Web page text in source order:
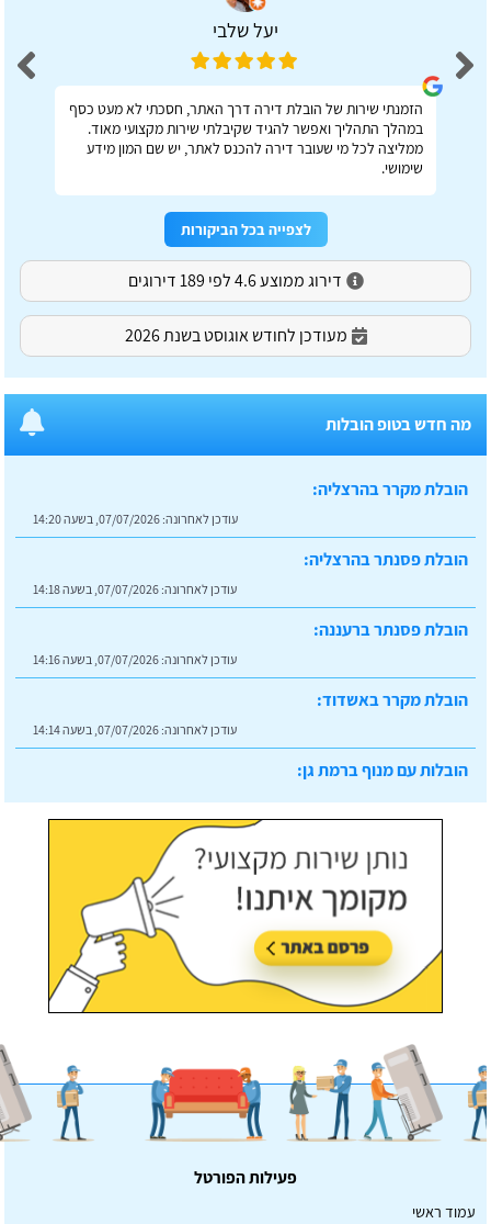
יעל שלבי
הזמנתי שירות של הובלת דירה דרך האתר, חסכתי לא מעט כסף
במהלך התהליך ואפשר להגיד שקיבלתי שירות מקצועי מאוד.
ממליצה לכל מי שעובר דירה להכנס לאתר, יש שם המון מידע
שימושי.
לצפייה בכל הביקורות
דירוג ממוצע 4.6 לפי 189 דירוגים
מעודכן לחודש אוגוסט בשנת 2026
מה חדש בטופ הובלות
הובלת מקרר בהרצליה:
עודכן לאחרונה: 07/07/2026, בשעה 14:20
הובלת פסנתר בהרצליה:
עודכן לאחרונה: 07/07/2026, בשעה 14:18
הובלת פסנתר ברעננה:
עודכן לאחרונה: 07/07/2026, בשעה 14:16
הובלת מקרר באשדוד:
עודכן לאחרונה: 07/07/2026, בשעה 14:14
הובלות עם מנוף ברמת גן:
עודכן לאחרונה:07/07/2026, בשעה 14:23
פעילות הפורטל
עמוד ראשי